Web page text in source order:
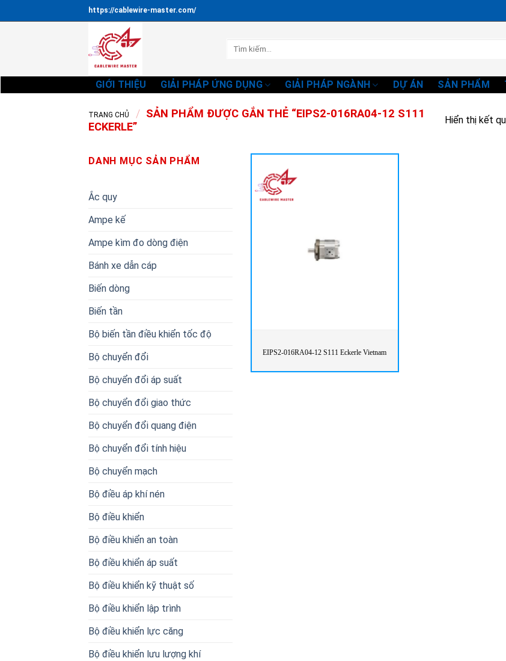
qua
https://cablewire-master.com/
GIỚI THIỆU GIẢI PHÁP ỨNG DỤNG GIẢI PHÁP NGÀNH DỰ ÁN SẢN PHẨM
TRANG CHỦ / SẢN PHẨM ĐƯỢC GẮN THẺ “EIPS2-016RA04-12 S111
ECKERLE”
Hiển thị kết
DANH MỤC SẢN PHẨM
Ắc quy
Ampe kế
Ampe kìm đo dòng điện
Bánh xe dẫn cáp
Biến dòng
Biến tần
Bộ biến tần điều khiển tốc độ
Bộ chuyển đổi
Bộ chuyển đổi áp suất
Bộ chuyển đổi giao thức
Bộ chuyển đổi quang điện
Bộ chuyển đổi tính hiệu
Bộ chuyển mạch
Bộ điều áp khí nén
Bộ điều khiển
Bộ điều khiển an toàn
Bộ điều khiển áp suất
Bộ điều khiển kỹ thuật số
Bộ điều khiển lập trình
Bộ điều khiển lực căng
Bộ điều khiển lưu lượng khí
EIPS2-016RA04-12 S111 Eckerle Vietnam